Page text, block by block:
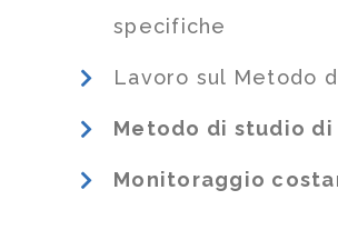
specifiche
Lavoro sul Metodo
Metodo di studio
Monitoraggio